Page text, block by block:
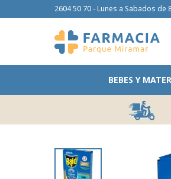
BEBES Y
2604 50 70 - Lunes a Sabados de